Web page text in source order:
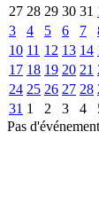
27 28 29 30 31
3
4 5 6 7
10 11 12 13 14
17 18 19 20 21
24 25 26 27 28
31 1 2 3 4
Pas